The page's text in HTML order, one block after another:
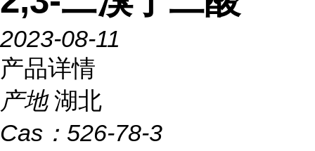
2023-08-11
产品详情
产地 湖北
Cas： 526-78-3